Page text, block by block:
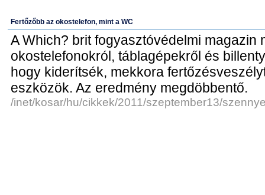
Fertőzőbb az okostelefon, mint a WC
A Which? brit fogyasztóvédelmi magazin
okostelefonokról, táblagépekről és
hogy kiderítsék, mekkora
eszközök. Az eredmény megdöbbentő.
/inet/kosar/hu/cikkek/2011/szeptember13/